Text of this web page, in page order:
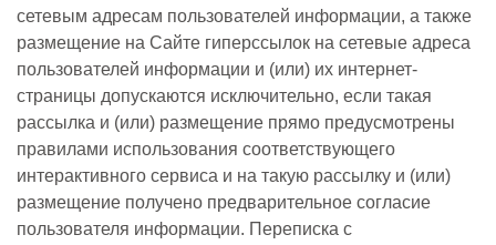
сетевым адресам пользователей информации, а также
размещение на Сайте гиперссылок на сетевые адреса
пользователей информации и (или) их интернет-
страницы допускаются исключительно, если такая
рассылка и (или) размещение прямо предусмотрены
правилами использования соответствующего
интерактивного сервиса и на такую рассылку и (или)
размещение получено предварительное согласие
пользователя информации. Переписка с